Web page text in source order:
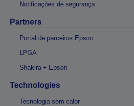
Notificações de segurança
Partners
Portal de parceiros Epson
LPGA
Shakira + Epson
Technologies
Tecnologia sem calor